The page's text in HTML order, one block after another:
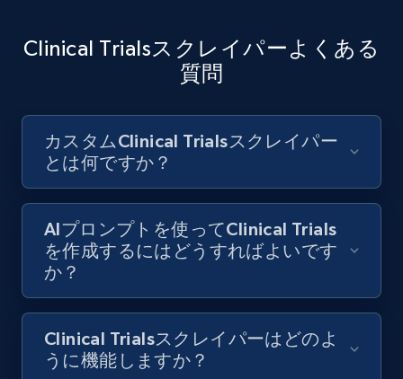
posts by hashtags
URL, Title, Youtuber, Youtuber md5, Video url,
Video length, Likes, Views, and more.
8.1K+ 713+ 無料トライアル
Youtube - Videos posts - Discovery records
by Explore page URL
Clinical Trialsスクレイパーよくある
質問
カスタムClinical Trialsスクレイパー
とは何ですか？
AIプロンプトを使ってClinical Trials
を作成するにはどうすればよいです
か？
Clinical Trialsスクレイパーはどのよ
うに機能しますか？